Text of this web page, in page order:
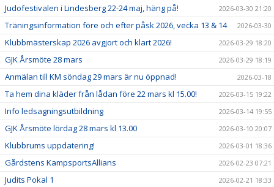
Judofestivalen i Lindesberg 22-24 maj, häng på! 2026-03-30 21:20
Träningsinformation före och efter påsk 2026, vecka 13 & 14 2026-03-30
Klubbmästerskap 2026 avgjort och klart 2026! 2026-03-29 18:20
GJK Årsmöte 28 mars 2026-03-29 18:19
Anmälan till KM söndag 29 mars är nu öppnad! 2026-03-18
Ta hem dina kläder från lådan före 22 mars kl 15.00! 2026-03-15 19:22
Info ledsagningsutbildning 2026-03-14 19:55
GJK Årsmöte lördag 28 mars kl 13.00 2026-03-10 20:07
Klubbrums uppdatering! 2026-03-01 18:36
Gårdstens KampsportsAllians 2026-02-23 07:21
Judits Pokal 1 2026-02-21 18:33